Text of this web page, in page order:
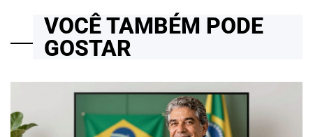
VOCÊ TAMBÉM PODE
GOSTAR